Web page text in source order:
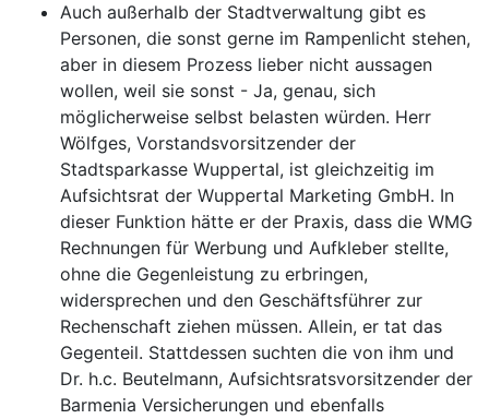
Auch außerhalb der Stadtverwaltung gibt es
Personen, die sonst gerne im Rampenlicht stehen,
aber in diesem Prozess lieber nicht aussagen
wollen, weil sie sonst - Ja, genau, sich
möglicherweise selbst belasten würden. Herr
Wölfges, Vorstandsvorsitzender der
Stadtsparkasse Wuppertal, ist gleichzeitig im
Aufsichtsrat der Wuppertal Marketing GmbH. In
dieser Funktion hätte er der Praxis, dass die WMG
Rechnungen für Werbung und Aufkleber stellte,
ohne die Gegenleistung zu erbringen,
widersprechen und den Geschäftsführer zur
Rechenschaft ziehen müssen. Allein, er tat das
Gegenteil. Stattdessen suchten die von ihm und
Dr. h.c. Beutelmann, Aufsichtsratsvorsitzender der
Barmenia Versicherungen und ebenfalls